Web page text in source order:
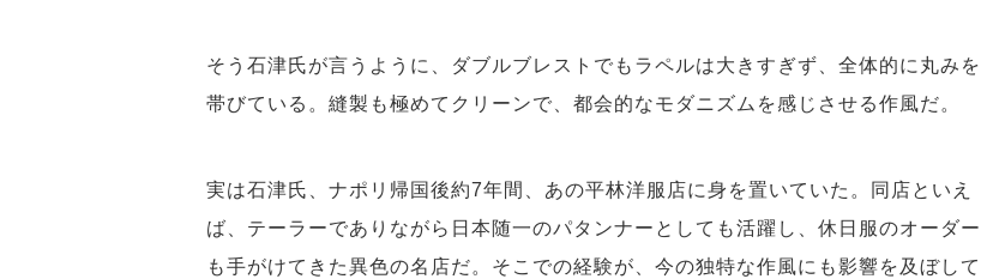
そう石津氏が言うように、ダブルブレストでもラペルは大きすぎず、全体的に丸みを
帯びている。縫製も極めてクリーンで、都会的なモダニズムを感じさせる作風だ。
実は石津氏、ナポリ帰国後約7年間、あの平林洋服店に身を置いていた。同店といえ
ば、テーラーでありながら日本随一のパタンナーとしても活躍し、休日服のオーダー
も手がけてきた異色の名店だ。そこでの経験が、今の独特な作風にも影響を及ぼして